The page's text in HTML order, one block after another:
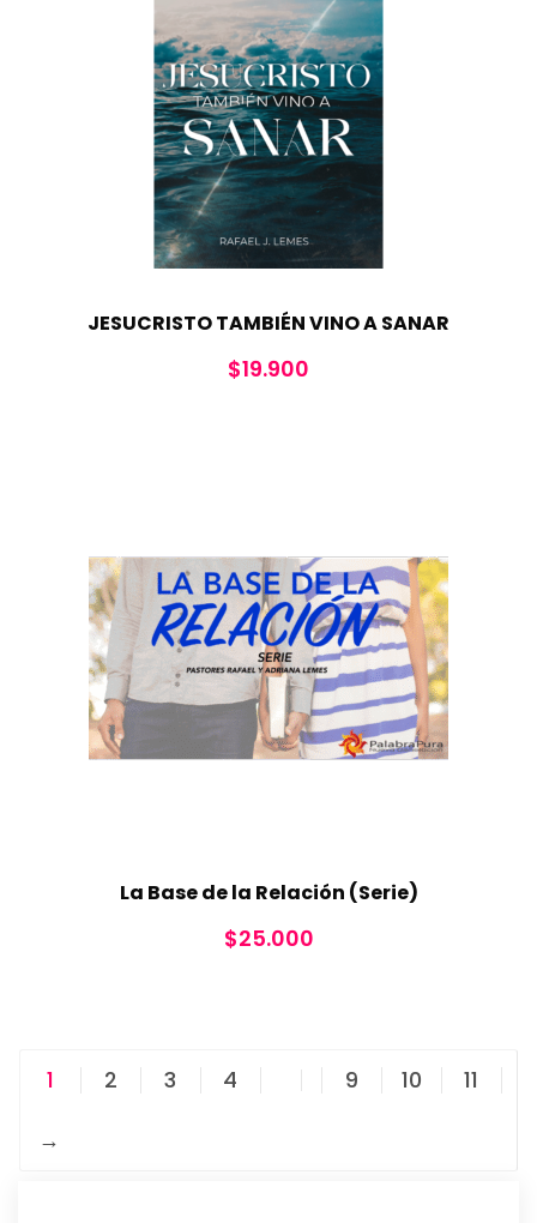
JESUCRISTO TAMBIÉN VINO A SANAR
$19.900
La Base de la Relación (Serie)
$25.000
1 2 3 4 9 10
11
→